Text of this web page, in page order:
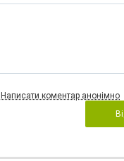
Написати коментар анонімно